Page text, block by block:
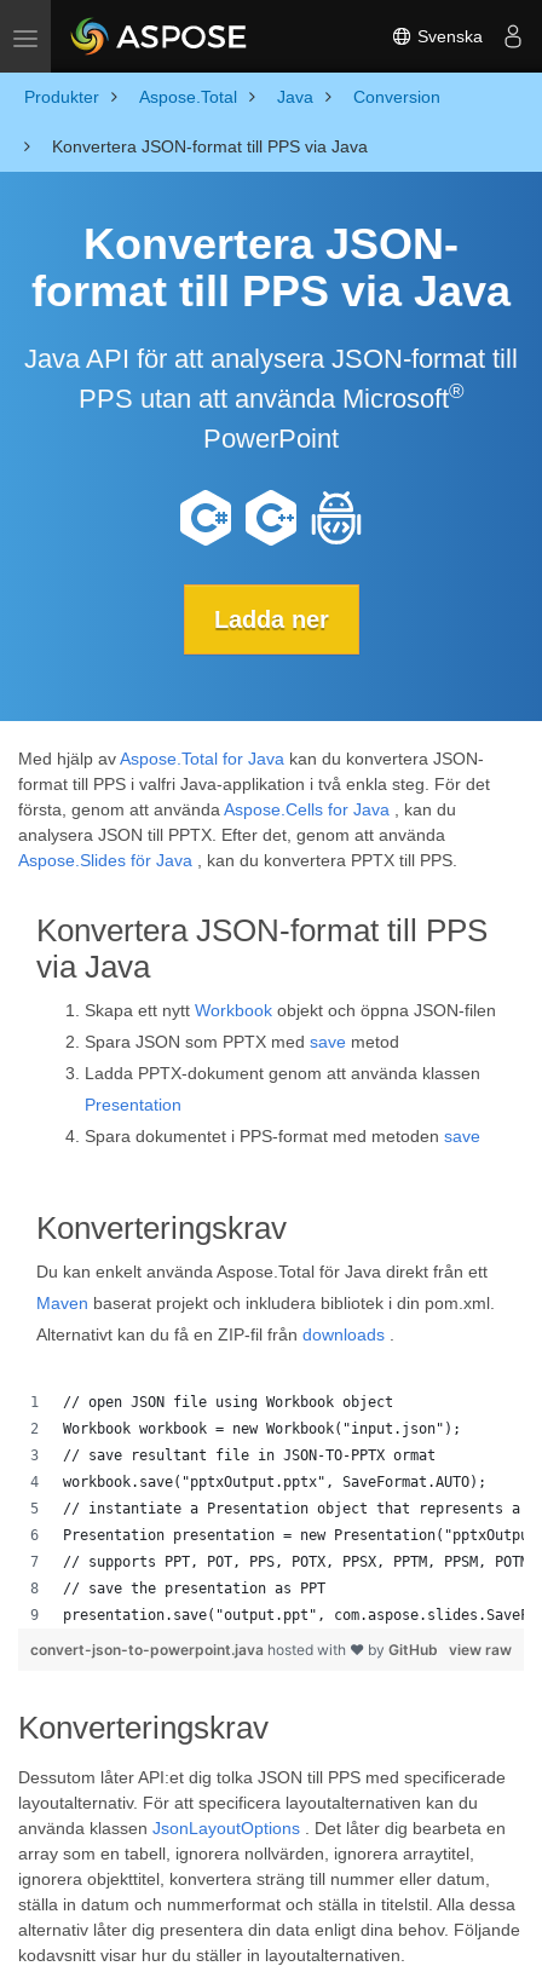
Toggle navigation Svenska
Produkter Aspose.Total Java Conversion
Konvertera JSON-format till PPS via Java
Konvertera JSON-
format till PPS via Java
Java API för att analysera JSON-format till
PPS utan att använda Microsoft®
PowerPoint
Ladda ner
Med hjälp avAspose.Total for Java kan du konvertera JSON-
format till PPS i valfri Java-applikation i två enkla steg. För det
första, genom att använda Aspose.Cells for Java , kan du
analysera JSON till PPTX. Efter det, genom att använda
Aspose.Slides för Java , kan du konvertera PPTX till PPS.
Konvertera JSON-format till PPS
via Java
Skapa ett nytt Workbook objekt och öppna JSON-filen
Spara JSON som PPTX med save metod
Ladda PPTX-dokument genom att använda klassen
Presentation
Spara dokumentet i PPS-format med metoden save
Konverteringskrav
Du kan enkelt använda Aspose.Total för Java direkt från ett
Maven baserat projekt och inkludera bibliotek i din pom.xml.
Alternativt kan du få en ZIP-fil från downloads
// open JSON file using Workbook object
Workbook workbook = new Workbook("input.json");
// save resultant file in JSON-TO-PPTX ormat
workbook.save("pptxOutput.pptx", SaveFormat.AUTO);
// instantiate a Presentation object that represents a
Presentation presentation = new
// supports PPT, POT, PPS, POTX, PPSX, PPTM, PPSM,
// save the presentation as PPT
presentation.save("output.ppt",
view raw
convert-json-to-powerpoint.java hosted with ❤ by GitHub
Konverteringskrav
Dessutom låter API:et dig tolka JSON till PPS med specificerade
layoutalternativ. För att specificera layoutalternativen kan du
använda klassen JsonLayoutOptions . Det låter dig bearbeta en
array som en tabell, ignorera nollvärden, ignorera arraytitel,
ignorera objekttitel, konvertera sträng till nummer eller datum,
ställa in datum och nummerformat och ställa in titelstil. Alla dessa
alternativ låter dig presentera din data enligt dina behov. Följande
kodavsnitt visar hur du ställer in layoutalternativen.